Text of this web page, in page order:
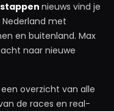
nieuws vind je
Nederland met
en buitenland. Max
naar nieuwe
overzicht van alle
de races en real-